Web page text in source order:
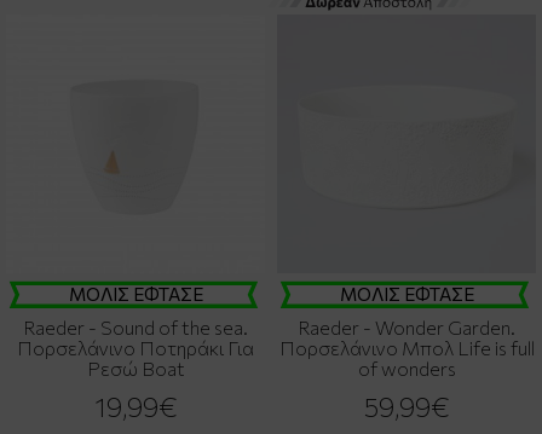
ΜΟΛΙΣ ΕΦΤΑΣΕ
Raeder - Sound of the sea.
Πορσελάνινο Ποτηράκι Για
Ρεσώ Boat
19,99€
ΜΟΛΙΣ ΕΦΤΑΣΕ
Raeder - Wonder Garden.
Πορσελάνινο Μπολ Life is full
of wonders
59,99€